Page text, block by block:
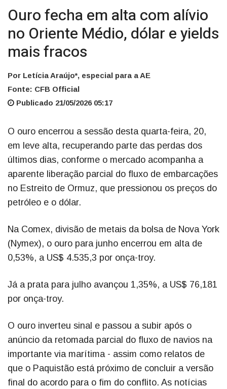
Ouro fecha em alta com alívio
no Oriente Médio, dólar e yields
mais fracos
Por Letícia Araújo*, especial para a AE
Fonte: CFB Official
Publicado 21/05/2026 05:17
O ouro encerrou a sessão desta quarta-feira, 20,
em leve alta, recuperando parte das perdas dos
últimos dias, conforme o mercado acompanha a
aparente liberação parcial do fluxo de embarcações
no Estreito de Ormuz, que pressionou os preços do
petróleo e o dólar.
Na Comex, divisão de metais da bolsa de Nova York
(Nymex), o ouro para junho encerrou em alta de
0,53%, a US$ 4.535,3 por onça-troy.
Já a prata para julho avançou 1,35%, a US$ 76,181
por onça-troy.
O ouro inverteu sinal e passou a subir após o
anúncio da retomada parcial do fluxo de navios na
importante via marítima - assim como relatos de
que o Paquistão está próximo de concluir a versão
final do acordo para o fim do conflito. As notícias